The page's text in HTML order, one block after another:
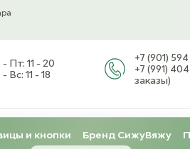
- Пт: 11 - 20
Вс: 11 - 18
+7 (901)
+7 (991)
заказы)
и кнопки Бренд СижуВяжу